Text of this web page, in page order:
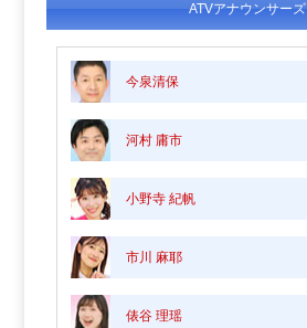
ATVアナウンサーズ
今泉清保
河村 庸市
小野寺 紀帆
市川 麻耶
俵谷 理瑶